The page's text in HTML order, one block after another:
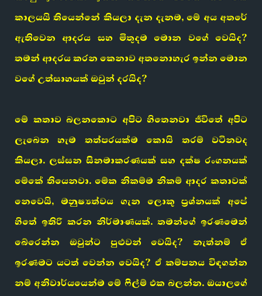
කාලයයි තියෙන්නේ කියලා දැන දැනම, මේ අය අතරේ
ඇතිවෙන ආදරය සහ මිතුදම මොන වගේ වෙයිද?
තමන් ආදරය කරන කෙනාව අතනොහැර ඉන්න මොන
වගේ උත්සාහයක් ඔවුන් දරයිද?
මේ කතාව බලනකොට අපිට හිතෙනවා ජීවිතේ අපිට
ලැබෙන හැම තත්පරයක්ම කොයි තරම් වටිනවද
කියලා. ලස්සන සිනමාකරණයක් සහ දක්ෂ රංගනයක්
මේකේ තියෙනවා. මේක නිකම්ම නිකම් ආදර කතාවක්
නෙවෙයි, මනුෂ්‍යත්වය ගැන ලොකු ප්‍රශ්නයක් අපේ
හිතේ ඉතිරි කරන නිර්මාණයක්. තමන්ගේ ඉරණමෙන්
බේරෙන්න ඔවුන්ට පුළුවන් වෙයිද? නැත්නම් ඒ
ඉරණමට යටත් වෙන්න වෙයිද? ඒ කම්පනය විඳගන්න
නම් අනිවාර්යයෙන්ම මේ ෆිල්ම් එක බලන්න. ඔයාලගේ